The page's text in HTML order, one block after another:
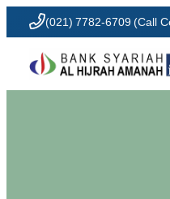
content
(021) 7782-6709 (Call